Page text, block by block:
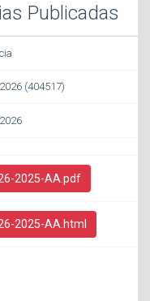
Publicadas
(404517)
2025-AA.pdf
2025-AA.html